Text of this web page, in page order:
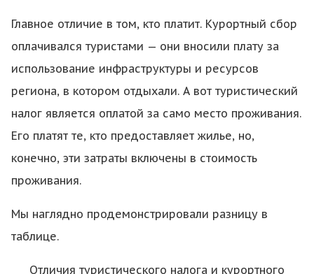
Главное отличие в том, кто платит. Курортный сбор
оплачивался туристами — они вносили плату за
использование инфраструктуры и ресурсов
региона, в котором отдыхали. А вот туристический
налог является оплатой за само место проживания.
Его платят те, кто предоставляет жилье, но,
конечно, эти затраты включены в стоимость
проживания.
Мы наглядно продемонстрировали разницу в
таблице.
Отличия туристического налога и курортного